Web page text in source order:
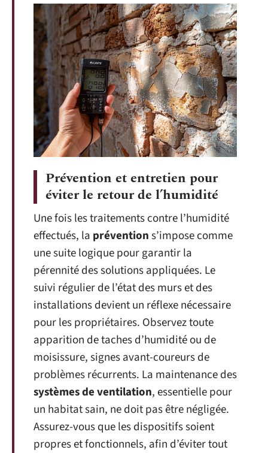
Prévention et entretien pour
éviter le retour de l’humidité
Une fois les traitements contre l’humidité
effectués, la préventions’impose comme
une suite logique pour garantir la
pérennité des solutions appliquées. Le
suivi régulier de l’état des murs et des
installations devient un réflexe nécessaire
pour les propriétaires. Observez toute
apparition de taches d’humidité ou de
moisissure, signes avant-coureurs de
problèmes récurrents. La maintenance des
systèmes de ventilation, essentielle pour
un habitat sain, ne doit pas être négligée.
Assurez-vous que les dispositifs soient
propres et fonctionnels, afin d’éviter tout